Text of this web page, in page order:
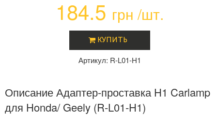
184.5 грн /шт.
КУПИТЬ
Артикул: R-L01-H1
Описание Адаптер-проставка H1 Carlamp
для Honda/ Geely (R-L01-H1)